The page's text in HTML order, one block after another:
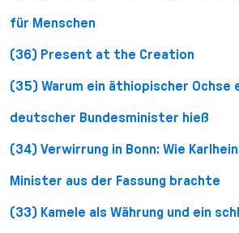
für Menschen
(36) Present at the Creation
(35) Warum ein äthiopischer Ochse
deutscher Bundesminister hieß
(34) Verwirrung in Bonn: Wie
Minister aus der Fassung brachte
(33) Kamele als Währung und ein